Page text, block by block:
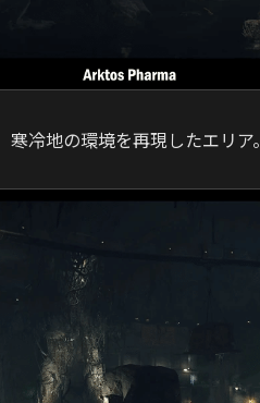
寒冷地の環境を再現したエリア。